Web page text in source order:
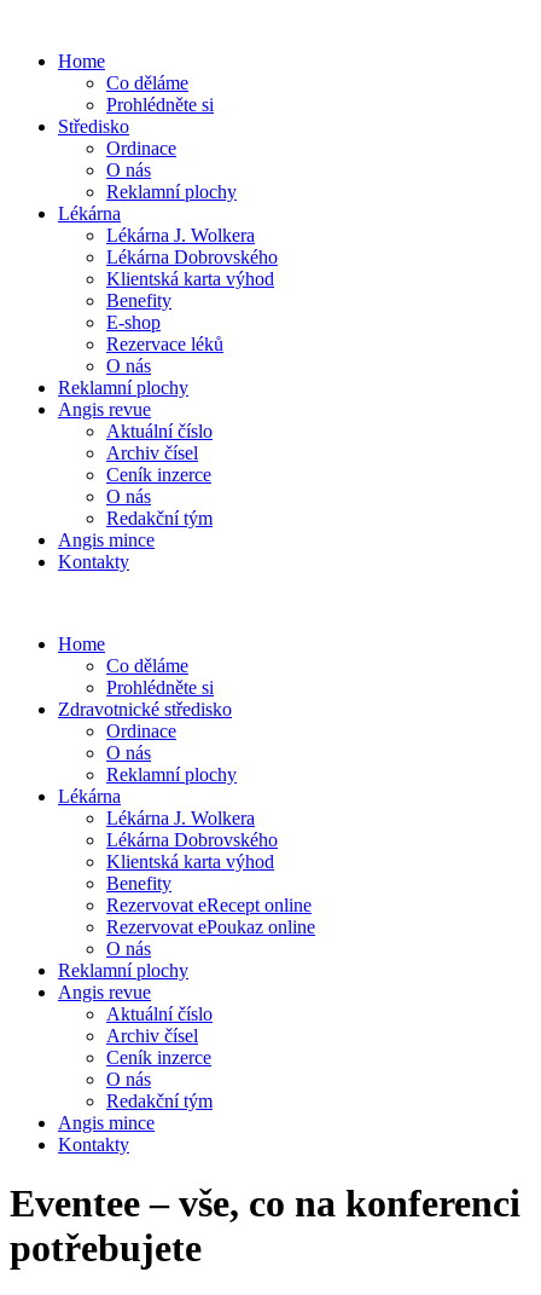
Home
Co děláme
Prohlédněte si
Středisko
Ordinace
O nás
Reklamní plochy
Lékárna
Lékárna J. Wolkera
Lékárna Dobrovského
Klientská karta výhod
Benefity
E-shop
Rezervace léků
O nás
Reklamní plochy
Angis revue
Aktuální číslo
Archiv čísel
Ceník inzerce
O nás
Redakční tým
Angis mince
Kontakty
Home
Co děláme
Prohlédněte si
Zdravotnické středisko
Ordinace
O nás
Reklamní plochy
Lékárna
Lékárna J. Wolkera
Lékárna Dobrovského
Klientská karta výhod
Benefity
Rezervovat eRecept online
Rezervovat ePoukaz online
O nás
Reklamní plochy
Angis revue
Aktuální číslo
Archiv čísel
Ceník inzerce
O nás
Redakční tým
Angis mince
Kontakty
Eventee – vše, co na konferenci
potřebujete